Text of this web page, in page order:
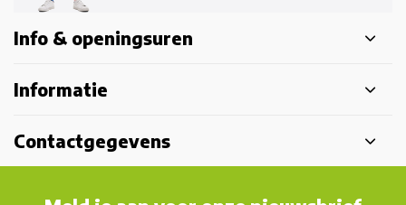
Info & openingsuren
Informatie
Contactgegevens